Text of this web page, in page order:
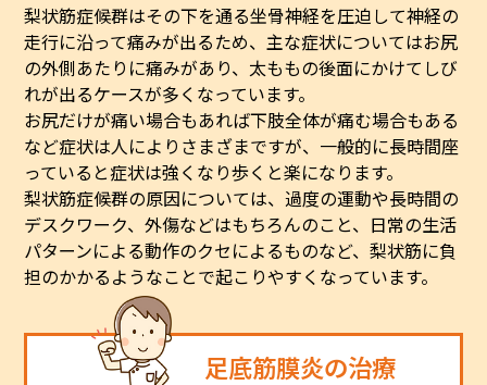
梨状筋症候群はその下を通る坐骨神経を圧迫して神経の
走行に沿って痛みが出るため、主な症状についてはお尻
の外側あたりに痛みがあり、太ももの後面にかけてしび
れが出るケースが多くなっています。
お尻だけが痛い場合もあれば下肢全体が痛む場合もある
など症状は人によりさまざまですが、一般的に長時間座
っていると症状は強くなり歩くと楽になります。
梨状筋症候群の原因については、過度の運動や長時間の
デスクワーク、外傷などはもちろんのこと、日常の生活
パターンによる動作のクセによるものなど、梨状筋に負
担のかかるようなことで起こりやすくなっています。
足底筋膜炎の治療